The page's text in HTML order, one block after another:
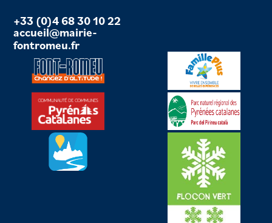
+33 (0)4 68 30 10 22
accueil@mairie-
fontromeu.fr